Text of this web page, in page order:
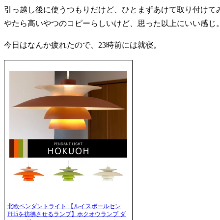
引っ越し後に使うつもりだけど、ひとまずあけて取り付けて
やたら高いやつのコピーらしいけど、思った以上にいい感じ。
今日はなんか疲れたので、23時前には就寝。
北欧ペンダントライト 【ルイスポールセン
PH5を彷彿させるランプ】ホクオウランプ ダ